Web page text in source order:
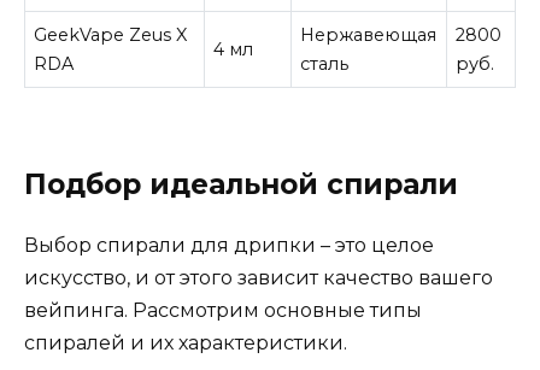
GeekVape Zeus X
RDA
4 мл
Нержавеющая
сталь
2800
руб.
Подбор идеальной спирали
Выбор спирали для дрипки – это целое
искусство, и от этого зависит качество вашего
вейпинга. Рассмотрим основные типы
спиралей и их характеристики.